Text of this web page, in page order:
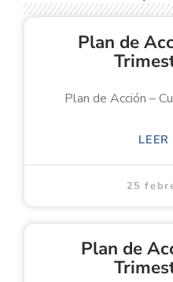
Plan de
Plan de Acción –
25
Plan de